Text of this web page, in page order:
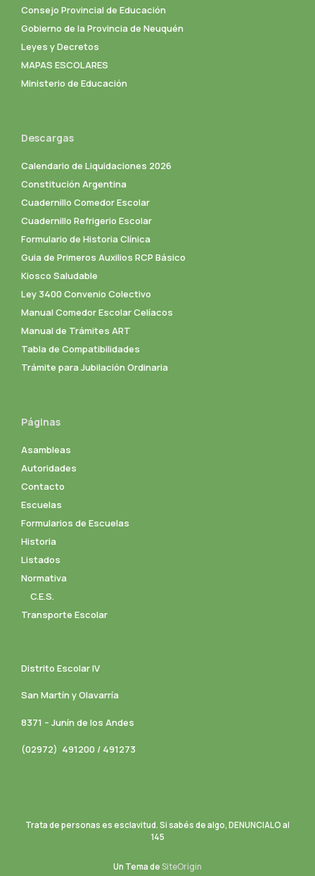
Consejo Provincial de Educación
Gobierno de la Provincia de Neuquén
Leyes y Decretos
MAPAS ESCOLARES
Ministerio de Educación
Descargas
Calendario de Liquidaciones 2026
Constitución Argentina
Cuadernillo Comedor Escolar
Cuadernillo Refrigerio Escolar
Formulario de Historia Clínica
Guia de Primeros Auxilios RCP Básico
Kiosco Saludable
Ley 3400 Convenio Colectivo
Manual Comedor Escolar Celíacos
Manual de Trámites ART
Tabla de Compatibilidades
Trámite para Jubilación Ordinaria
Páginas
Asambleas
Autoridades
Contacto
Escuelas
Formularios de Escuelas
Historia
Listados
Normativa
C.E.S.
Transporte Escolar
Distrito Escolar IV
San Martín y Olavarría
8371 – Junín de los Andes
(02972) 491200 / 491273
Trata de personas es esclavitud. Si sabés de algo, DENUNCIALO al
145
Un Tema de SiteOrigin